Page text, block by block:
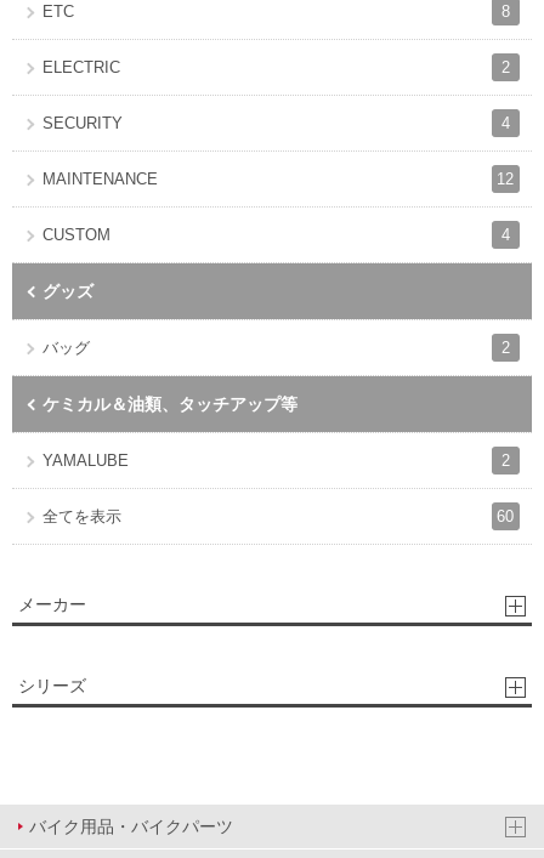
ETC 8
ELECTRIC 2
SECURITY 4
MAINTENANCE 12
CUSTOM 4
グッズ
バッグ 2
ケミカル＆油類、タッチアップ等
YAMALUBE 2
全てを表示 60
メーカー
シリーズ
バイク用品・バイクパーツ